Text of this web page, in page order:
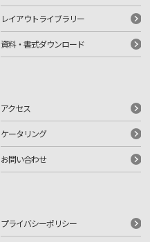
レイアウトライブラリー
資料・書式ダウンロード
アクセス
ケータリング
お問い合わせ
プライバシーポリシー